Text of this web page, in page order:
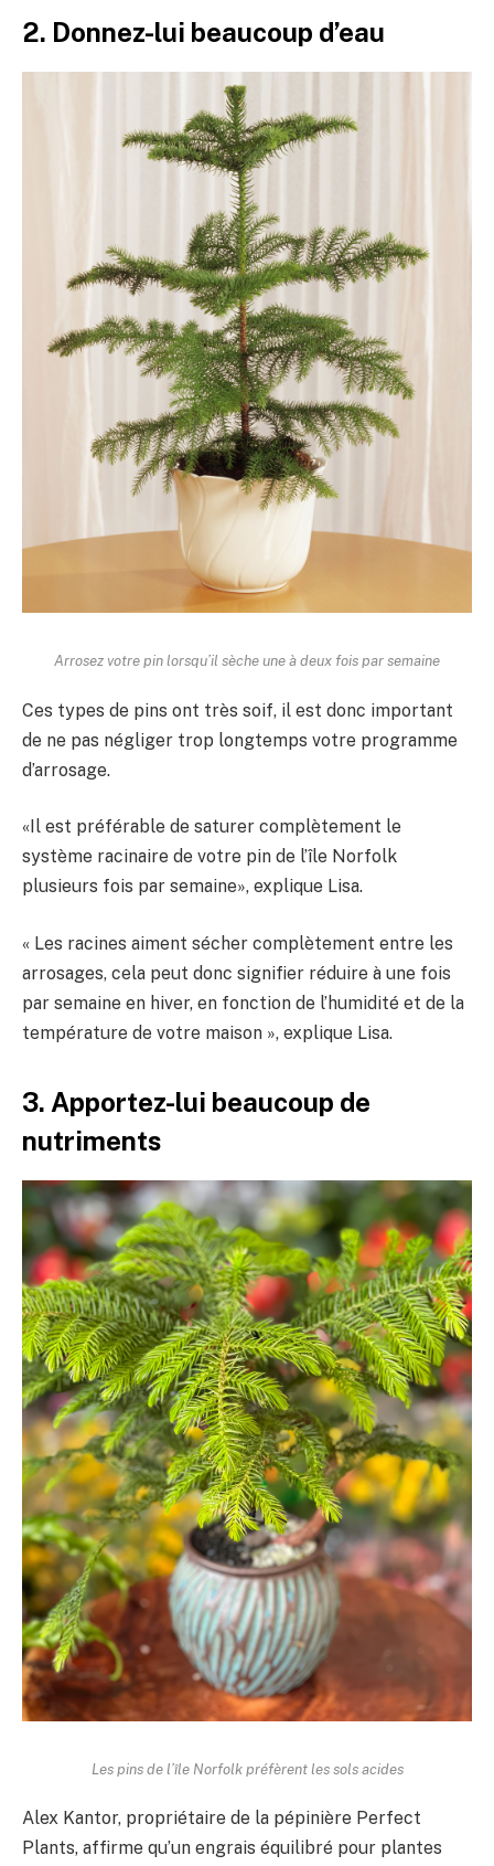
2. Donnez-lui beaucoup d’eau
Arrosez votre pin lorsqu’il sèche une à deux fois par semaine
Ces types de pins ont très soif, il est donc important
de ne pas négliger trop longtemps votre programme
d’arrosage.
«Il est préférable de saturer complètement le
système racinaire de votre pin de l’île Norfolk
plusieurs fois par semaine», explique Lisa.
« Les racines aiment sécher complètement entre les
arrosages, cela peut donc signifier réduire à une fois
par semaine en hiver, en fonction de l’humidité et de la
température de votre maison », explique Lisa.
3. Apportez-lui beaucoup de
nutriments
Les pins de l’île Norfolk préfèrent les sols acides
Alex Kantor, propriétaire de la pépinière Perfect
Plants, affirme qu’un engrais équilibré pour plantes